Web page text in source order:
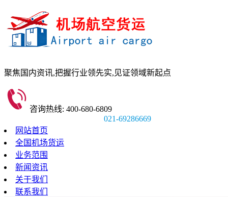
聚焦国内资讯,把握行业领先实,见证领域新起点
咨询热线: 400-680-6809
021-69286669
网站首页
全国机场货运
业务范围
新闻资讯
关于我们
联系我们